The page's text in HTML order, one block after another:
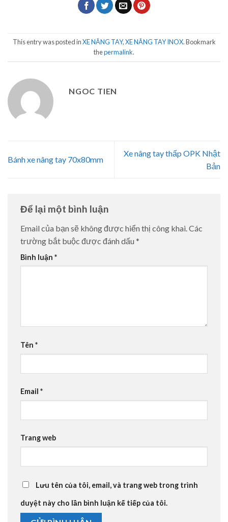
This entry was posted inXE NÂNG TAY,XE NÂNG TAY INOX. Bookmark
thepermalink.
NGOC TIEN
Bánh xe nâng tay 70x80mm
Xe nâng tay thấp OPK Nhật
Bản
Để lại một bình luận
Email của bạn sẽ không được hiển thị công khai. Các
trường bắt buộc được đánh dấu *
Bình luận *
Tên *
Email *
Trang web
Lưu tên của tôi, email, và trang web trong trình
duyệt này cho lần bình luận kế tiếp của tôi.